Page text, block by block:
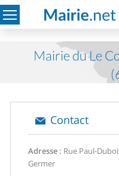
Mairie du Le
Contact
Adresse : Rue Paul-
Germer